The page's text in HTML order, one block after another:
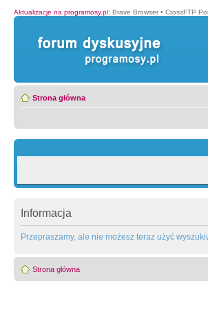
Aktualizacje na programosy.pl: Brave Browser • CrossFTP
Strona główna
Informacja
Przepraszamy, ale nie możesz teraz użyć
Strona główna